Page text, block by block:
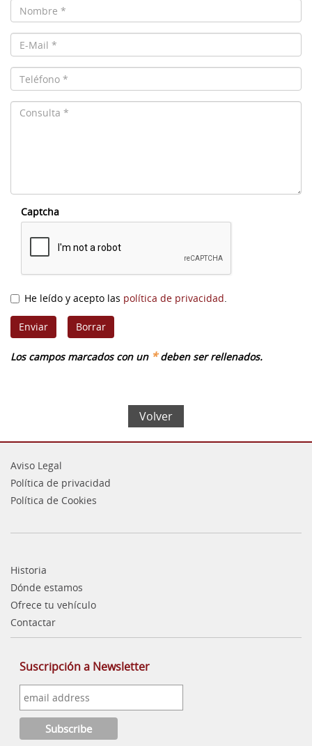
Captcha
He leído y acepto las política de privacidad.
Los campos marcados con un *deben ser rellenados.
Volver
Aviso Legal
Política de privacidad
Política de Cookies
Historia
Dónde estamos
Ofrece tu vehículo
Contactar
Suscripción a Newsletter